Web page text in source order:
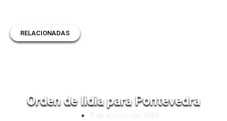
RELACIONADAS
Orden de lidia para Pontevedra